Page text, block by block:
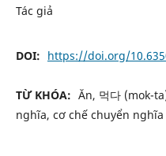
Tác giả
DOI: https://doi.org/
TỪ KHÓA: Ăn, 먹다 (mok-
nghĩa, cơ chế chuyển nghĩa